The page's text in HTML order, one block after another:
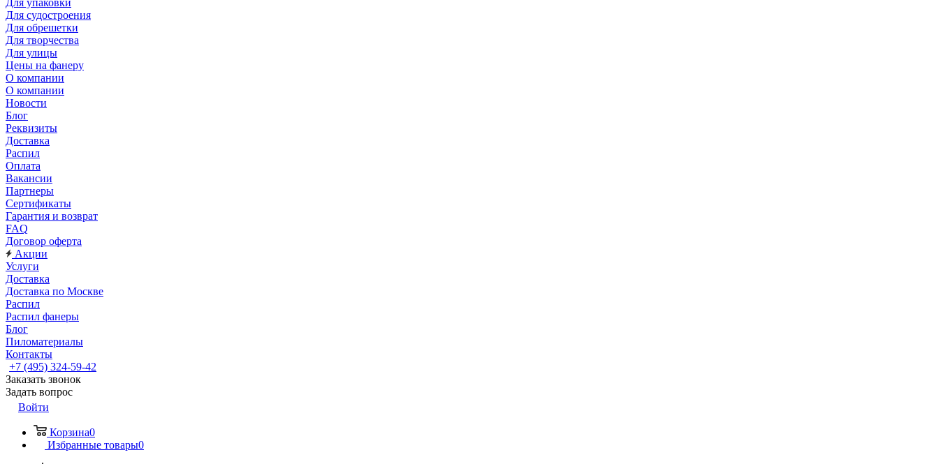
Для упаковки
Для судостроения
Для обрешетки
Для творчества
Для улицы
Цены на фанеру
О компании
О компании
Новости
Блог
Реквизиты
Доставка
Распил
Оплата
Вакансии
Партнеры
Сертификаты
Гарантия и возврат
FAQ
Договор оферта
Акции
Услуги
Доставка
Доставка по Москве
Распил
Распил фанеры
Блог
Пиломатериалы
Контакты
+7 (495) 324-59-42
Заказать звонок
Задать вопрос
Войти
Корзина0
Избранные товары0